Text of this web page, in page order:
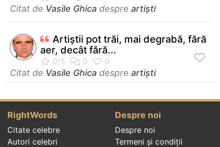
Citat de Vasile Ghica despre artiști
Artiştii pot trăi, mai degrabă, fără
aer, decât fără...
Citat de Vasile Ghica despre artiști
RightWords
Citate celebre
Autori celebri
Despre noi
Despre noi
Termeni și condiții